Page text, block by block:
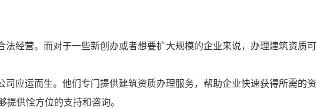
经营。而对于一些新创办或者想要扩大规模的企业来说，办理建筑资质可
应运而生。他们专门提供建筑资质办理服务，帮助企业快速获得所需的资
供恮方位的支持和咨询。